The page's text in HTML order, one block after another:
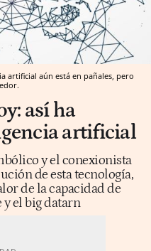
artificial aún está en pañales, pero
así ha
artificial
y el conexionista
de esta tecnología,
de la capacidad de
el big datarn